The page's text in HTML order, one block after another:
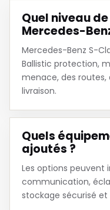
Quel niveau
Mercedes-
Mercedes-Benz S-
Ballistic protection,
menace, des routes,
livraison.
Quels
ajoutés ?
Les options peuvent
communication,
stockage sécurisé